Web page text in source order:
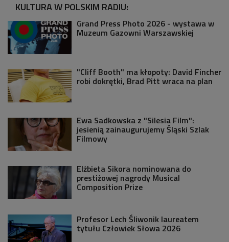
KULTURA W POLSKIM RADIU:
Grand Press Photo 2026 - wystawa w
Muzeum Gazowni Warszawskiej
"Cliff Booth" ma kłopoty: David Fincher
robi dokrętki, Brad Pitt wraca na plan
Ewa Sadkowska z "Silesia Film":
jesienią zainaugurujemy Śląski Szlak
Filmowy
Elżbieta Sikora nominowana do
prestiżowej nagrody Musical
Composition Prize
Profesor Lech Śliwonik laureatem
tytułu Człowiek Słowa 2026